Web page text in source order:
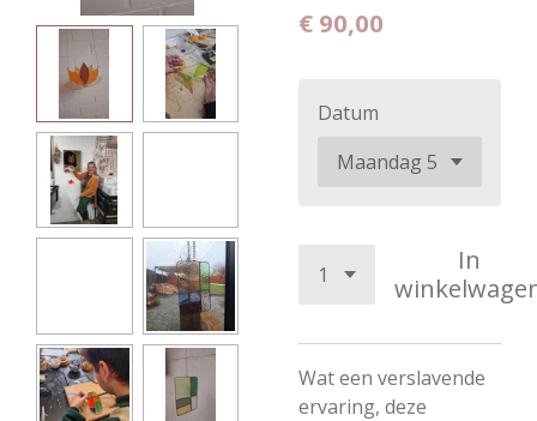
€ 90,00
Datum
In
Wat een verslavende
ervaring, deze